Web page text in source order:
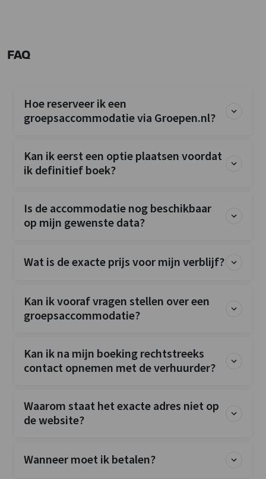
FAQ
Hoe reserveer ik een
groepsaccommodatie via Groepen.nl?
Kan ik eerst een optie plaatsen voordat
ik definitief boek?
Is de accommodatie nog beschikbaar
op mijn gewenste data?
Wat is de exacte prijs voor mijn verblijf?
Kan ik vooraf vragen stellen over een
groepsaccommodatie?
Kan ik na mijn boeking rechtstreeks
contact opnemen met de verhuurder?
Waarom staat het exacte adres niet op
de website?
Wanneer moet ik betalen?